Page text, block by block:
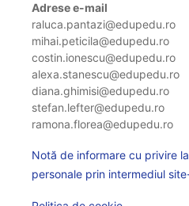
Adrese e-mail
raluca.pantazi@edupedu.ro
mihai.peticila@edupedu.ro
costin.ionescu@edupedu.ro
alexa.stanescu@edupedu.ro
diana.ghimisi@edupedu.ro
stefan.lefter@edupedu.ro
ramona.florea@edupedu.ro
Notă de informare cu privire
personale prin intermediul